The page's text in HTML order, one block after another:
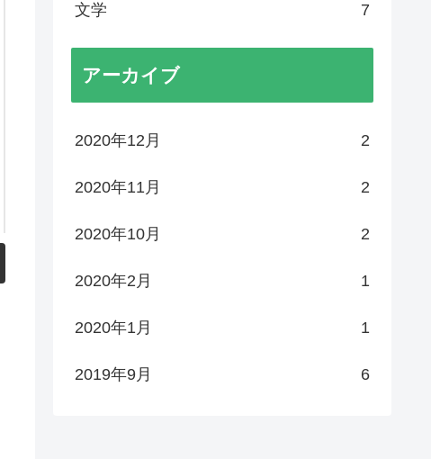
文学 7
アーカイブ
2020年12月 2
2020年11月 2
2020年10月 2
2020年2月 1
2020年1月 1
2019年9月 6